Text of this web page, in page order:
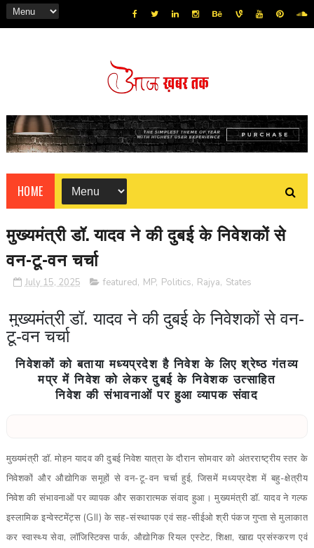
HOME
मुख्यमंत्री डॉ. यादव ने की दुबई के निवेशकों से
वन-टू-वन चर्चा
July 15, 2025 featured, MP, Politics, Rajya, States
मुख्यमंत्री डॉ. यादव ने की दुबई के निवेशकों से वन-
टू-वन चर्चा
निवेशकों को बताया मध्यप्रदेश है निवेश के लिए श्रेष्ठ गंतव्य
मप्र में निवेश को लेकर दुबई के निवेशक उत्साहित
निवेश की संभावनाओं पर हुआ व्यापक संवाद
मुख्यमंत्री डॉ. मोहन यादव की दुबई निवेश यात्रा के दौरान सोमवार को अंतरराष्ट्रीय स्तर के
निवेशकों और औद्योगिक समूहों से वन-टू-वन चर्चा हुई, जिसमें मध्यप्रदेश में बहु-क्षेत्रीय
निवेश की संभावनाओं पर व्यापक और सकारात्मक संवाद हुआ। मुख्यमंत्री डॉ. यादव ने गल्फ
इस्लामिक इन्वेस्टमेंट्स (GII) के सह-संस्थापक एवं सह-सीईओ श्री पंकज गुप्ता से मुलाकात
कर स्वास्थ्य सेवा, लॉजिस्टिक्स पार्क, औद्योगिक रियल एस्टेट, शिक्षा, खाद्य प्रसंस्करण एवं